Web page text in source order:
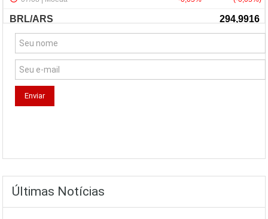
NewsLetter
Últimas Notícias